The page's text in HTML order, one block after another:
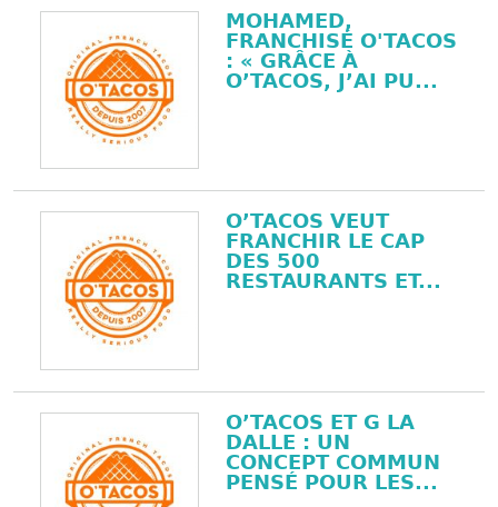
MOHAMED,
FRANCHISÉ O'TACOS
: « GRÂCE À
O’TACOS, J’AI PU...
O’TACOS VEUT
FRANCHIR LE CAP
DES 500
RESTAURANTS ET...
O’TACOS ET G LA
DALLE : UN
CONCEPT COMMUN
PENSÉ POUR LES...